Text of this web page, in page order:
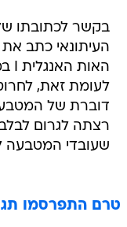
בקשר לכתובתו
לעומת זאת,
דוברת של
רצתה לגרום
שעובדי המטבעה
טרם התפרסמו